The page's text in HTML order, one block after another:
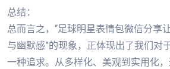
总结：
总而言之，“足球明星表情包微信分享
与幽默感”的现象，正体现出了我们对
一种追求。从多样化、美观到实用化，